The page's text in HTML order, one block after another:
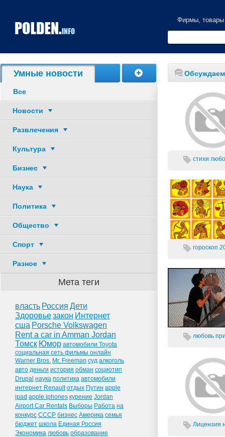
Фирмы, товары
Умные новости
Все
Новости
Развлечения
Культура
Бизнес
Наука
Политика
Общество
Спорт
Разное
Мета теги
власть Россия Дети
Здоровьезакон Интернет
сша Porsche Volkswagen
Rent a car in Amman Jordan
Томск Юмор автомобили Toyota
социальная сеть фильмы онлайн
Warner Bros. Mr. Freeman суд алкоголь
авто деньги история обман социотип
Drupal наука политика автомобили
интернет Renault отдых Путин apple
ipad apple iphones курение Jordan
Airport Car Rentals Выборы Работа на
конкурс СССР бизнес Америка семья
бюджет школа Единая Россия
Экономика любовь образование
Обсуждаем
стихи
гороскоп
любовь
Лицензия